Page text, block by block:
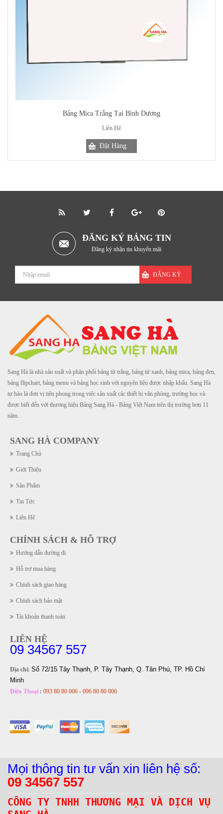
Bảng Mica Trắng Tại Bình Dương
Liên Hệ
ĐĂNG KÝ BẢNG TIN
Đăng ký nhận tin khuyến mãi
ĐĂNG KÝ
Sang Hà là nhà sản xuất và phân phối bảng từ trắng, bảng từ xanh, bảng mica, bảng đen,
bảng flipchart, bảng menu và bảng học sinh với nguyên liệu được nhập khẩu. Sang Hà
tự hào là đơn vị tiên phong trong việc sản xuất các thiết bị văn phòng, trường học và
được biết đến với thương hiệu Bảng Sang Hà - Bảng Việt Nam trên thị trường hơn 11
năm.
SANG HÀ COMPANY
Trang Chủ
Giới Thiệu
Sản Phẩm
Tin Tức
Liên Hệ
CHÍNH SÁCH & HỖ TRỢ
Hướng dẫn đường đi
Hỗ trợ mua hàng
Chính sách giao hàng
Chính sách bảo mật
Tài khoản thanh toán
LIÊN HỆ
09 34567 557
Địa chỉ: Số 72/15 Tây Thạnh, P. Tây Thạnh, Q. Tân Phú, TP. Hồ Chí
Minh
Điện Thoại : 093 80 80 006 - 096 80 80 006
Mọi thông tin tư vấn xin liên hệ số:
09 34567 557
CÔNG TY TNHH THƯƠNG MẠI VÀ DỊCH VỤ